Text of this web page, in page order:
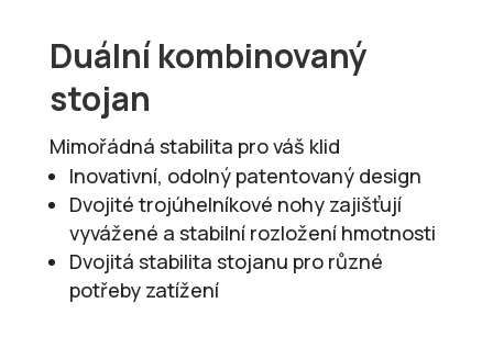
Duální kombinovaný
stojan
Mimořádná stabilita pro váš klid
Inovativní, odolný patentovaný design
Dvojité trojúhelníkové nohy zajišťují
vyvážené a stabilní rozložení hmotnosti
Dvojitá stabilita stojanu pro různé
potřeby zatížení